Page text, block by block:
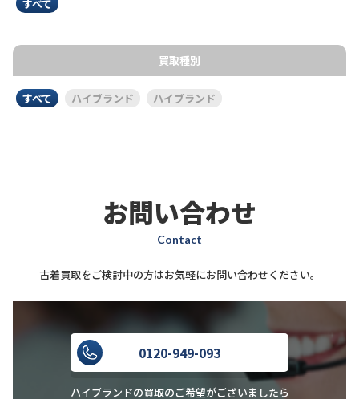
すべて
買取種別
すべて ハイブランド ハイブランド
お問い合わせ
Contact
古着買取をご検討中の方はお気軽にお問い合わせください。
0120-949-093
ハイブランドの買取のご希望がございましたら